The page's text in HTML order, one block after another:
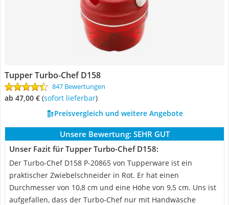
Tupper Turbo-Chef D158
847 Bewertungen
ab 47,00 € ( Sofort lieferbar)
Preisvergleich und weitere Angebote
Unsere Bewertung: SEHR GUT
Unser Fazit für Tupper Turbo-Chef D158:
Der Turbo-Chef D158 P-20865 von Tupperware ist ein
praktischer Zwiebelschneider in Rot. Er hat einen
Durchmesser von 10,8 cm und eine Höhe von 9,5 cm. Uns ist
aufgefallen, dass der Turbo-Chef nur mit Handwäsche